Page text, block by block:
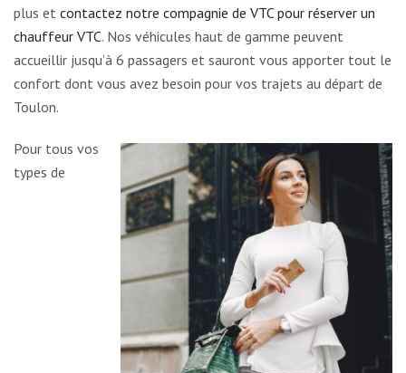
plus et contactez notre compagnie de VTC pour réserver un
chauffeur VTC. Nos véhicules haut de gamme peuvent
accueillir jusqu’à 6 passagers et sauront vous apporter tout le
confort dont vous avez besoin pour vos trajets au départ de
Toulon.
Pour tous vos
types de